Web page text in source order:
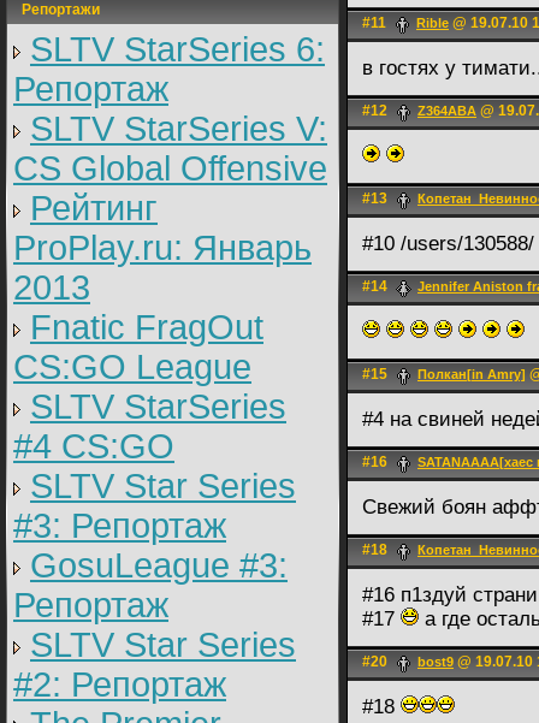
Репортажи
SLTV StarSeries 6:
Репортаж
SLTV StarSeries V:
CS Global Offensive
Рейтинг
ProPlay.ru: Январь
2013
Fnatic FragOut
CS:GO League
SLTV StarSeries
#4 CS:GO
SLTV Star Series
#3: Репортаж
GosuLeague #3:
Репортаж
SLTV Star Series
#2: Репортаж
#11 Rible @ 19.07.10
в гостях у
#12 Z364ABA @
#13
#10 /users/130588/
#14 Jennifer Aniston
#15 Полкан[in Amry]
#4 на свиней
#16 SATANAAAA[хаес
Свежий боян
#18
#16 п1здуй
#17
а где
#20 bost9 @ 19.07.10
#18